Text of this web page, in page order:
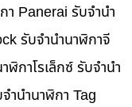
า Panerai รับจำนำ
รับจำนำนาฬิกาจี
กาโรเล็กซ์ รับจำนำ
ำนำนาฬิกา Tag